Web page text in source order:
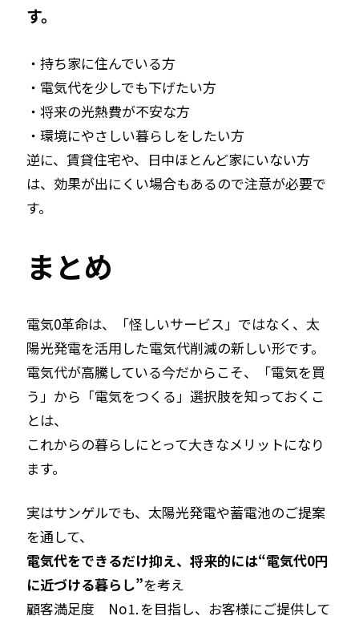
す。
・持ち家に住んでいる方
・電気代を少しでも下げたい方
・将来の光熱費が不安な方
・環境にやさしい暮らしをしたい方
逆に、賃貸住宅や、日中ほとんど家にいない方
は、効果が出にくい場合もあるので注意が必要で
す。
まとめ
電気0革命は、「怪しいサービス」ではなく、太
陽光発電を活用した電気代削減の新しい形です。
電気代が高騰している今だからこそ、「電気を買
う」から「電気をつくる」選択肢を知っておくこ
とは、
これからの暮らしにとって大きなメリットになり
ます。
実はサンゲルでも、太陽光発電や蓄電池のご提案
を通して、
電気代をできるだけ抑え、将来的には“電気代0円
に近づける暮らし”を考え
顧客満足度 No⒈を目指し、お客様にご提供して